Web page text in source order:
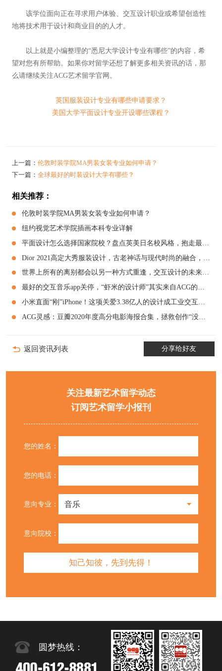
该学位面向正在寻求用户体验、交互设计职业或希望创造性
地将技术用于设计和商业目的的人才。
以上就是小编整理的“悉尼大学设计专业有哪些”的内容，希
望对您有所帮助。如果你对留学还想了解更多相关资讯的话，那
么请继续关注ACG艺术留学官网。
英国服装设计专业有哪些申请要求？
美国大学平面设计专业开设哪些课程？
上一篇： 伦敦时装学院MA男装女装专业如何申请？
下一篇： 全球最好的时装设计大学有哪些？
相关推荐：
伦敦时装学院MA男装女装专业如何申请？
纽约视觉艺术学院插画本科专业详解
平面设计怎么选择国家院校？盘点英美日名校风格，抱走最适合的那一个！
Dior 2021高定大秀服装设计，古老神话与现代时尚的融合，永无止境！
世界上所有的离别都会以另一种方式重逢，交互设计的未来解析就在这里！
最好的交互音乐app关停，“虾米的设计师”其实来自ACG的王牌交互专业？
小米直面“刚”iPhone！这项关爱3.38亿人的设计成工业交互新趋势！
ACG灵感：豆瓣2020年度高分电影海报合集，拯救创作“没头绪”！
返回资讯列表 分享给好友
关注最新艺术留学动态
订阅艺术留学小报刊
您的姓名：
您的电话：
意向专业：
意向院校：
圆梦热线：